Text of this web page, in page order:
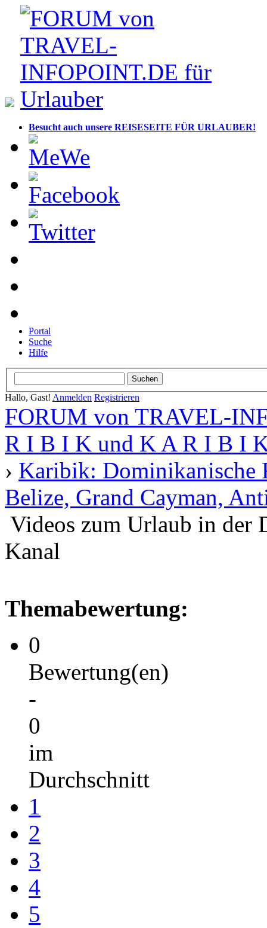
Besucht auch unsere REISESEITE FÜR URLAUBER!
Portal
Suche
Hilfe
Hallo, Gast! Anmelden Registrieren
FORUM von TRAVEL-
R I B I K und K A R I B I
› Karibik: Dominikanische
Belize, Grand Cayman,
Videos zum Urlaub in der
Kanal
Themabewertung:
0
Bewertung(en)
-
0
im
Durchschnitt
1
2
3
4
5